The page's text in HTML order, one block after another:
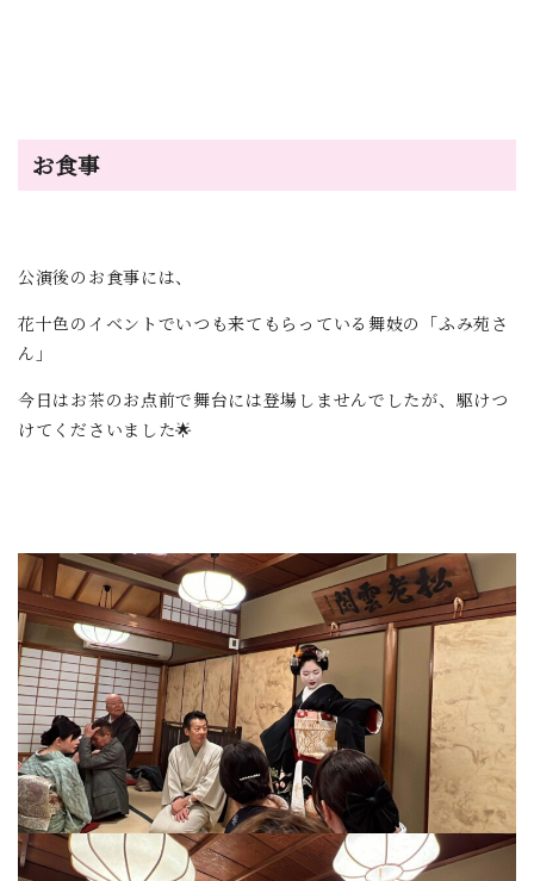
お食事
公演後のお食事には、
花十色のイベントでいつも来てもらっている舞妓の「ふみ苑さ
ん」
今日はお茶のお点前で舞台には登場しませんでしたが、駆けつ
けてくださいました🌟